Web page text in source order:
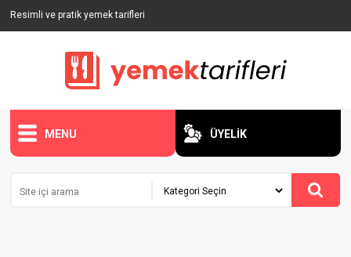
Resimli ve pratik yemek tarifleri
MENU ÜYELİK